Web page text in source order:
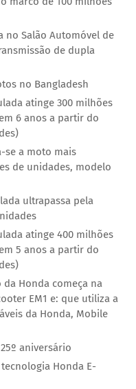
no Salão Automóvel de
de dupla
no Bangladesh
atinge 300 milhões
6 anos a partir do
se a moto mais
de unidades, modelo
ultrapassa pela
atinge 400 milhões
5 anos a partir do
da Honda começa na
EM1 e: que utiliza a
da Honda, Mobile
aniversário
Honda E-